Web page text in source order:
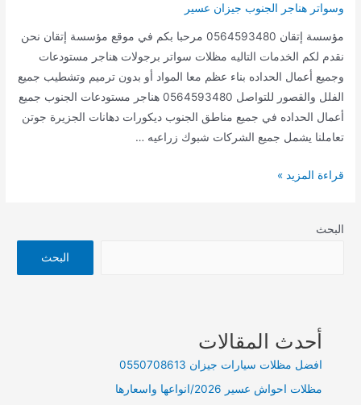
وسواتر هناجر الجنوب جيزان عسير
مؤسسة إتقان 0564593480 مرحبا بكم في موقع مؤسسة إتقان نحن
نقدم لكم الخدمات التاليه مظلات سواتر برجولات هناجر مستودعات
وجميع أعمال الحداده بناء عظم معا المواد أو بدون ترميم وتشطيب جميع
الفلل والقصور للتواصل 0564593480 هناجر مستودعات الجنوب جميع
أعمال الحداده في جميع مناطق الجنوب ديكورات دهانات الجزيرة جوتن
تعاملنا يشمل جميع الشركات شبوك زراعيه …
جديد
قراءة المزيد »
البحث
البحث
أحدث المقالات
افضل مظلات سيارات جيزان 0550708613
مظلات احواش عسير 2026/انواعها واسعارها